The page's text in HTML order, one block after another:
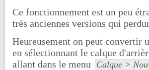
Ce fonctionnement est un peu
très anciennes versions qui
Heureusement on peut convertir
en sélectionnant le calque
allant dans le menu
Calque >